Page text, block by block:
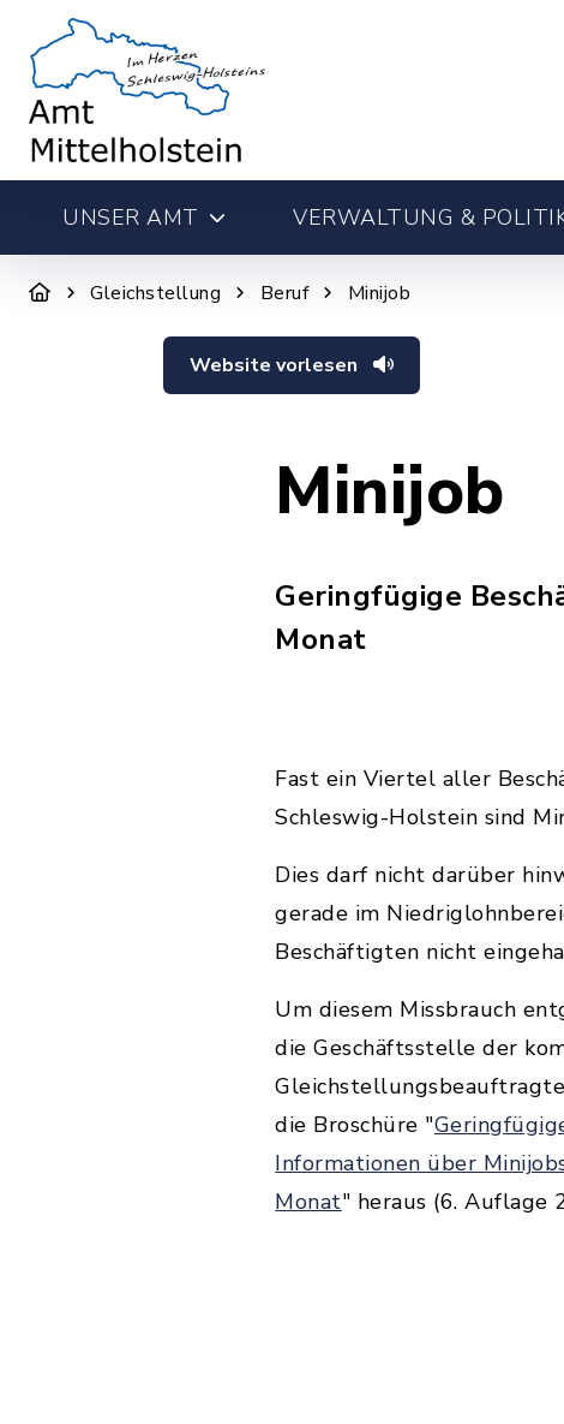
UNSER AMT VERWALTUNG &
Gleichstellung Beruf Minijob
Website vorlesen
Minijob
Geringfügige
Monat
Fast ein Viertel aller
Schleswig-Holstein sind
Dies darf nicht darüber
gerade im
Beschäftigten nicht
Um diesem Missbrauch
die Geschäftsstelle der
die Broschüre "
Informationen über
Monat" heraus (6. Auflage